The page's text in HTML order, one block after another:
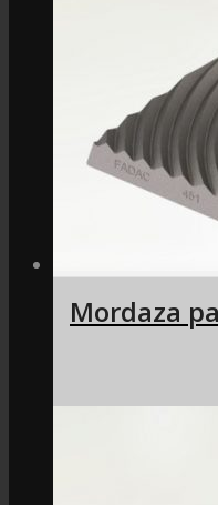
Mordaza